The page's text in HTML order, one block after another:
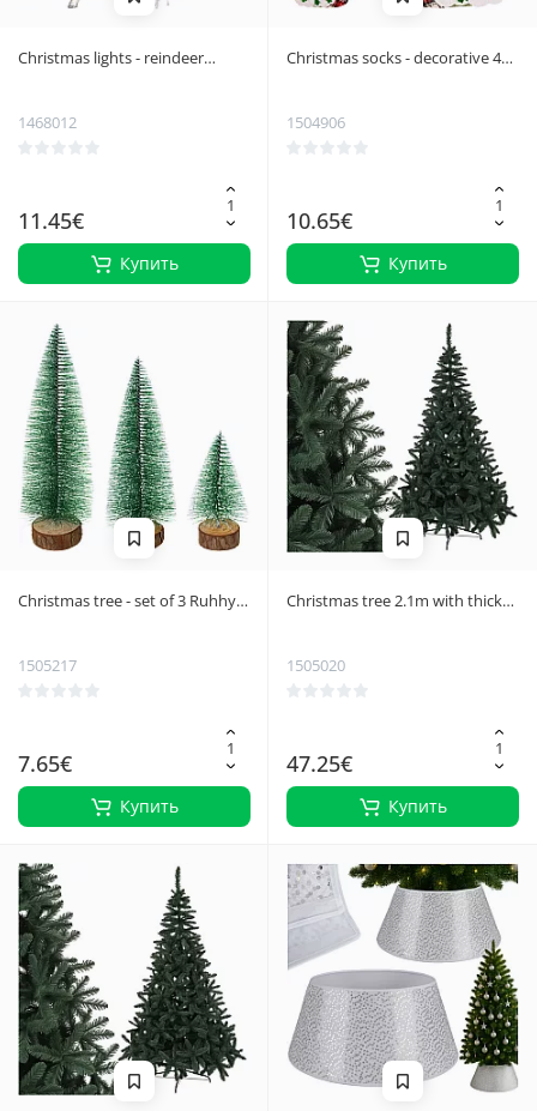
Christmas lights - reindeer
1468012
11.45€
Купить
Christmas socks - decorative 4
1504906
10.65€
Купить
Christmas tree - set of 3 Ruhhy
1505217
7.65€
Купить
Christmas tree 2.1m with thick
1505020
47.25€
Купить